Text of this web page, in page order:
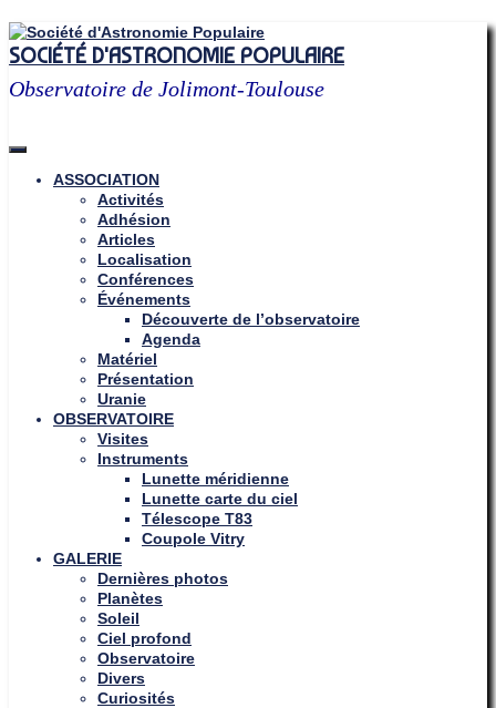
Skip
to
content
SOCIÉTÉ D'ASTRONOMIE POPULAIRE
Observatoire de Jolimont-Toulouse
ASSOCIATION
Activités
Adhésion
Articles
Localisation
Conférences
Événements
Découverte de l’observatoire
Agenda
Matériel
Présentation
Uranie
OBSERVATOIRE
Visites
Instruments
Lunette méridienne
Lunette carte du ciel
Télescope T83
Coupole Vitry
GALERIE
Dernières photos
Planètes
Soleil
Ciel profond
Observatoire
Divers
Curiosités